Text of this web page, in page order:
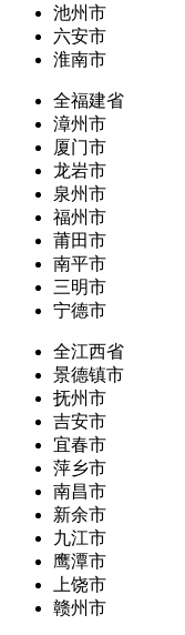
池州市
六安市
淮南市
全福建省
漳州市
厦门市
龙岩市
泉州市
福州市
莆田市
南平市
三明市
宁德市
全江西省
景德镇市
抚州市
吉安市
宜春市
萍乡市
南昌市
新余市
九江市
鹰潭市
上饶市
赣州市